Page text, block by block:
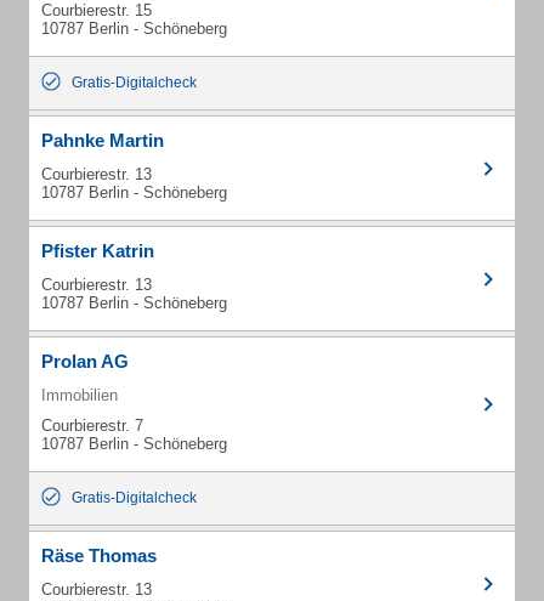
Courbierestr. 15
10787 Berlin - Schöneberg
Gratis-Digitalcheck
Pahnke Martin
Courbierestr. 13
10787 Berlin - Schöneberg
Pfister Katrin
Courbierestr. 13
10787 Berlin - Schöneberg
Prolan AG
Immobilien
Courbierestr. 7
10787 Berlin - Schöneberg
Gratis-Digitalcheck
Räse Thomas
Courbierestr. 13